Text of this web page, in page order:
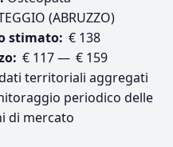
(ABRUZZO)
stimato: € 138
€ 117 — € 159
territoriali aggregati
periodico delle
di mercato